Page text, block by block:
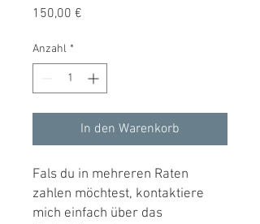
150,00 €
Anzahl *
In den Warenkorb
Fals du in mehreren Raten
zahlen möchtest, kontaktiere
mich einfach über das